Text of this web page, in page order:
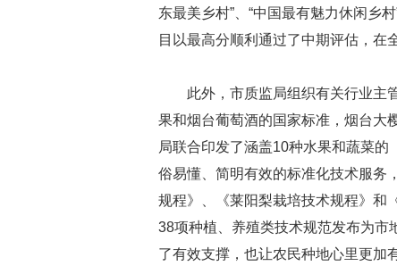
东最美乡村”、“中国最有魅力休闲乡
目以最高分顺利通过了中期评估，在
此外，市质监局组织有关行业主
果和烟台葡萄酒的国家标准，烟台大
局联合印发了涵盖10种水果和蔬菜
俗易懂、简明有效的标准化技术服务
规程》、《莱阳梨栽培技术规程》和
38项种植、养殖类技术规范发布为市
了有效支撑，也让农民种地心里更加